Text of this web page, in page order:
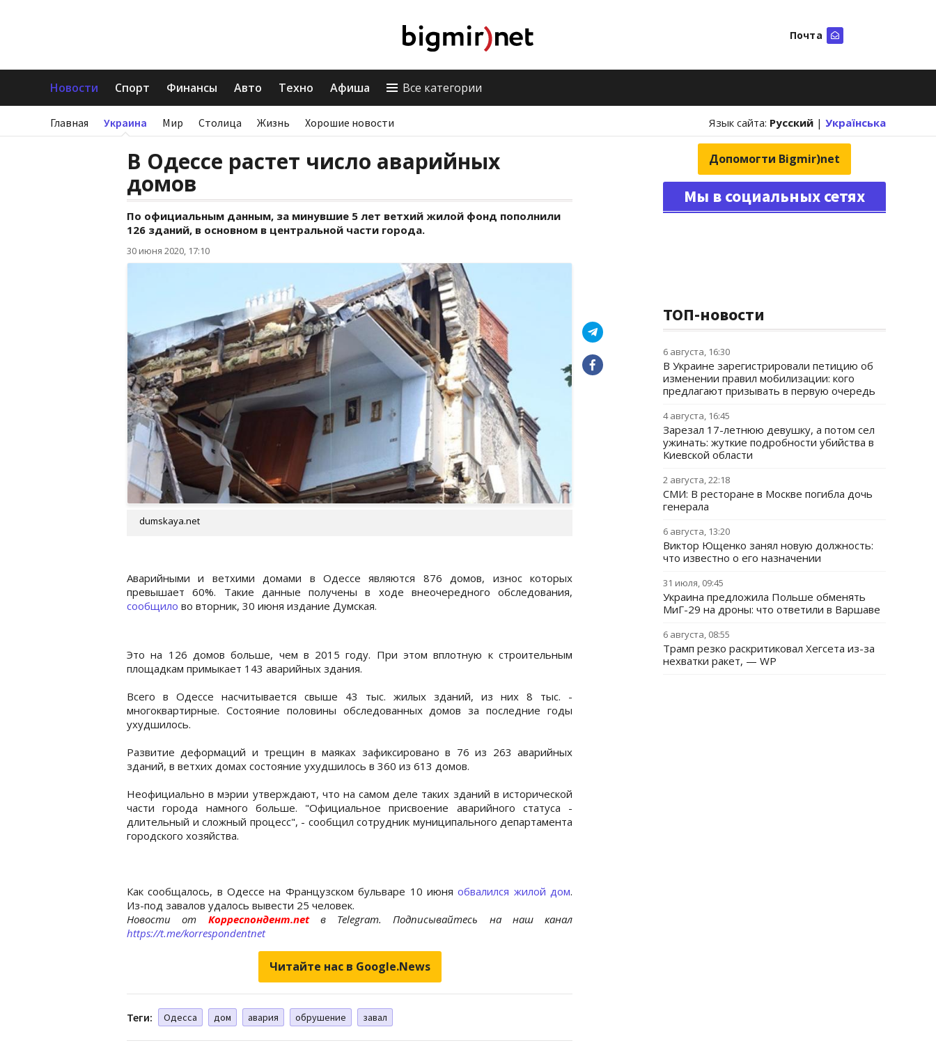
Почта
Новости Спорт Финансы Авто Техно Афиша Все категории
Главная Украина Мир Столица Жизнь Хорошие новости Язык сайта: Русский | Українська
В Одессе растет число аварийных
домов
По официальным данным, за минувшие 5 лет ветхий жилой фонд пополнили
126 зданий, в основном в центральной части города.
30 июня 2020, 17:10
dumskaya.net
Аварийными и ветхими домами в Одессе являются 876 домов, износ которых
превышает 60%. Такие данные получены в ходе внеочередного обследования,
сообщило во вторник, 30 июня издание Думская.
Это на 126 домов больше, чем в 2015 году. При этом вплотную к строительным
площадкам примыкает 143 аварийных здания.
Всего в Одессе насчитывается свыше 43 тыс. жилых зданий, из них 8 тыс. -
многоквартирные. Состояние половины обследованных домов за последние годы
ухудшилось.
Развитие деформаций и трещин в маяках зафиксировано в 76 из 263 аварийных
зданий, в ветхих домах состояние ухудшилось в 360 из 613 домов.
Неофициально в мэрии утверждают, что на самом деле таких зданий в исторической
части города намного больше. "Официальное присвоение аварийного статуса -
длительный и сложный процесс", - сообщил сотрудник муниципального департамента
городского хозяйства.
Как сообщалось, в Одессе на Французском бульваре 10 июняобвалился жилой дом.
Из-под завалов удалось вывести 25 человек.
Новости от Корреспондент.net в Telegram. Подписывайтесь на наш канал
https://t.me/korrespondentnet
Читайте нас в Google.News
Теги: Одесса дом авария обрушение завал
Допомогти Bigmir)net
Мы в социальных сетях
ТОП-новости
6 августа, 16:30
В Украине зарегистрировали петицию об
изменении правил мобилизации: кого
предлагают призывать в первую очередь
4 августа, 16:45
Зарезал 17-летнюю девушку, а потом сел
ужинать: жуткие подробности убийства в
Киевской области
2 августа, 22:18
СМИ: В ресторане в Москве погибла дочь
генерала
6 августа, 13:20
Виктор Ющенко занял новую должность:
что известно о его назначении
31 июля, 09:45
Украина предложила Польше обменять
МиГ-29 на дроны: что ответили в Варшаве
6 августа, 08:55
Трамп резко раскритиковал Хегсета из-за
нехватки ракет, — WP